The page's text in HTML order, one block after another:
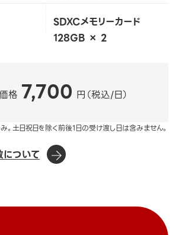
SDXCメモリーカード
128GB × 2
格 7,700 円（税込/日）
土日祝日を除く前後1日の受け渡し日は含みません。
について